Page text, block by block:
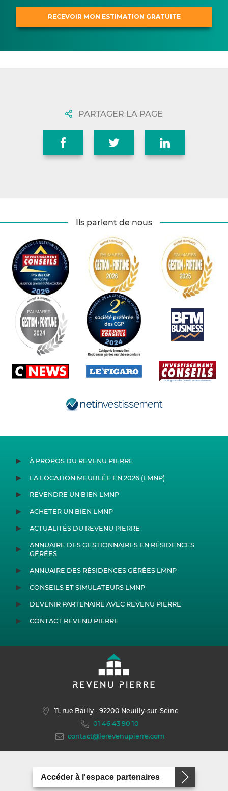
PARTAGER LA PAGE
Ils parlent de nous
À PROPOS DU REVENU PIERRE
LA LOCATION MEUBLÉE EN 2026 (LMNP)
REVENDRE UN BIEN LMNP
ACHETER UN BIEN LMNP
ACTUALITÉS DU REVENU PIERRE
ANNUAIRE DES GESTIONNAIRES EN RÉSIDENCES
GÉRÉES
ANNUAIRE DES RÉSIDENCES GÉRÉES LMNP
CONSEILS ET SIMULATEURS LMNP
DEVENIR PARTENAIRE AVEC REVENU PIERRE
CONTACT REVENU PIERRE
11, rue Bailly- 92200 Neuilly-sur-Seine
01 46 43 90 10
contact@lerevenupierre.com
Accéder à l'espace partenaires